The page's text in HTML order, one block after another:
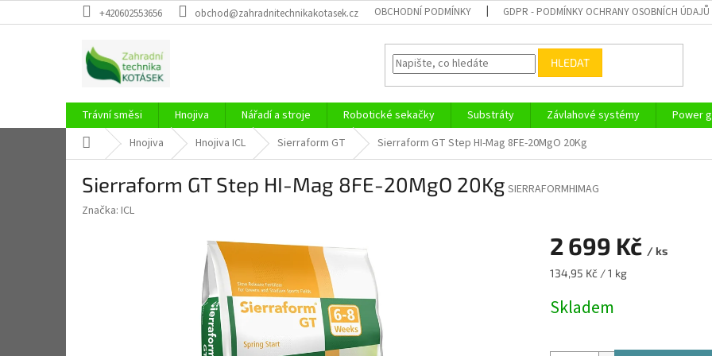
na
+420602553656 obchod@zahradnitechnikakotasek.cz OBCHODNÍ PODMÍNKY GDPR - PODMÍNKY OCHRANY OSOBNÍCH ÚDAJŮ
HLEDAT
Trávní směsi Hnojiva Nářadí a stroje Robotické sekačky Substráty Závlahové systémy Power
Domů Hnojiva Hnojiva ICL Sierraform GT Sierraform GT Step HI-Mag 8FE-20MgO 20Kg
Sierraform GT Step HI-Mag 8FE-20MgO 20Kg SIERRAFORMHIMAG
Značka: ICL
2 699 Kč / ks
Měrná
134,95 Kč / 1 kg
Skladem